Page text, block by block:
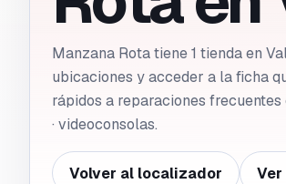
Manzana Rota tiene 1 tienda en
ubicaciones y acceder a la ficha
rápidos a reparaciones frecuentes
· videoconsolas.
Volver al localizador